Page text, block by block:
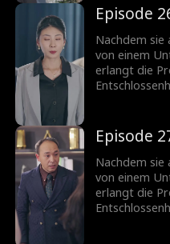
schließlich
Werdegang.
von
gezwungen.
Episode
Nachdem
von einem
erlangt die
schließlich
Werdegang.
von
gezwungen.
Episode
Nachdem
von einem
erlangt die